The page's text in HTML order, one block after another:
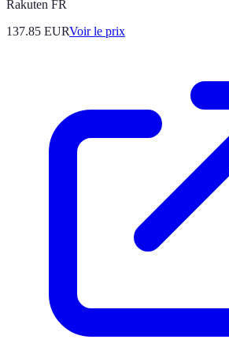
Rakuten FR
137.85 EURVoir le prix